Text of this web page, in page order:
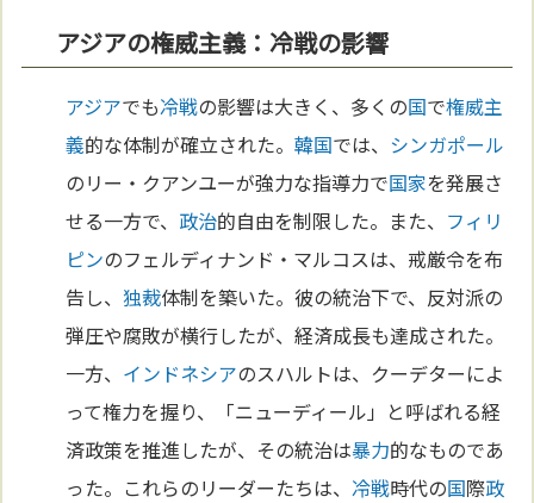
アジアの権威主義：冷戦の影響
アジアでも冷戦の影響は大きく、多くの国で権威主
義的な体制が確立された。韓国では、 シンガポール
のリー・クアンユーが強力な指導力で国家を発展さ
せる一方で、 政治的自由を制限した。また、 フィリ
ピンのフェルディナンド・マルコスは、戒厳令を布
告し、独裁体制を築いた。彼の統治下で、反対派の
弾圧や腐敗が横行したが、経済成長も達成された。
一方、 インドネシアのスハルトは、クーデターによ
って権力を握り、「ニューディール」と呼ばれる経
済政策を推進したが、その統治は暴力的なものであ
った。これらのリーダーたちは、 冷戦時代の国際政